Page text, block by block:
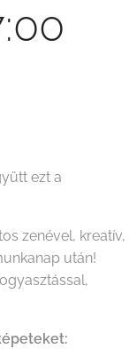
ezt a
zenével, kreatív,
után!